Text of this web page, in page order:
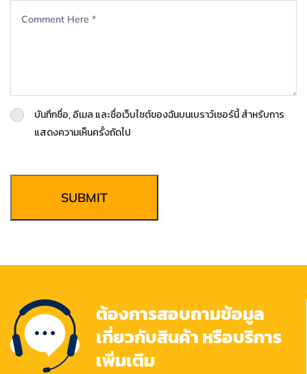
บันทึกชื่อ, อีเมล และชื่อเว็บไซต์ของฉันบนเบราว์เซอร์นี้ สำหรับการ
แสดงความเห็นครั้งถัดไป
SUBMIT
ต้องการสอบถามข้อมูล
เกี่ยวกับสินค้า หรือบริการ
เพิ่มเติม